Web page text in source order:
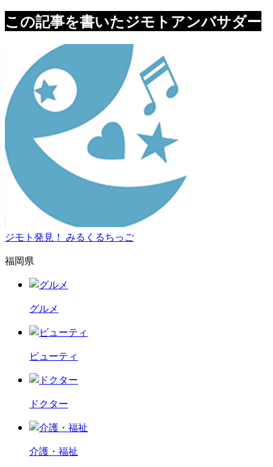
この記事を書いたジモトアンバサダー
ジモト発見！ みるくるちっご
福岡県
グルメ
ビューティ
ドクター
介護・福祉